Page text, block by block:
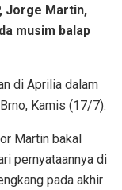
Jorge Martin,
musim balap
di Aprilia dalam
Kamis (17/7).
Martin bakal
pernyataannya di
pada akhir